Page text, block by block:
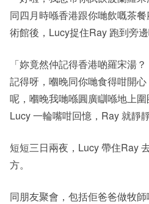
同四月時喺香港跟你哋飲嘅茶
術館後，Lucy捉住Ray 跑到旁邊
「妳竟然仲記得香港啲羅宋湯
記得呀，嗰晚同你哋食得咁開
呢，嗰晚我哋喺圓廣瞓喺地上
Lucy 一輪嘴咁回憶，Ray 就靜靜
短短三日兩夜，Lucy 帶住Ray
方。
同朋友聚會，包括佢爸爸做牧